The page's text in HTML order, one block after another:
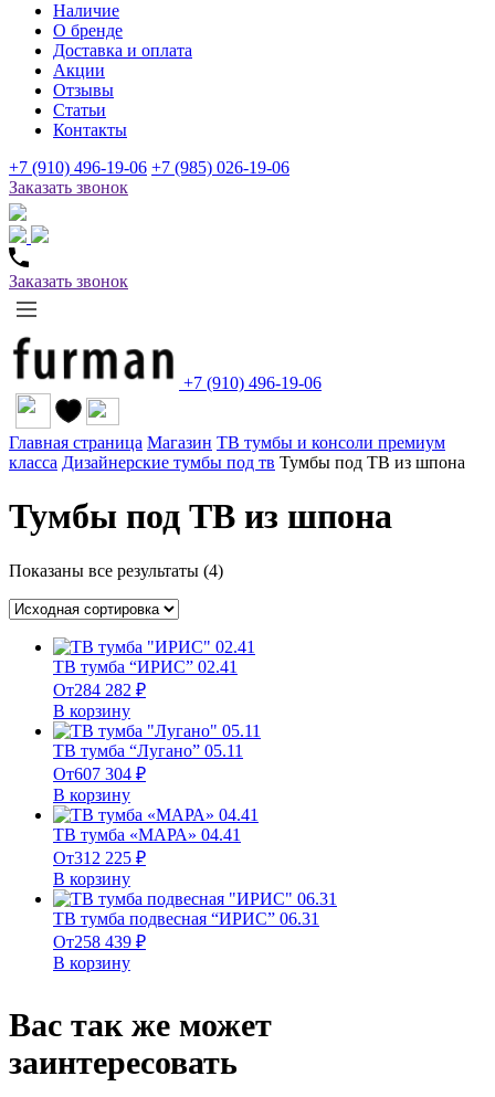
Наличие
О бренде
Доставка и оплата
Акции
Отзывы
Статьи
Контакты
+7 (910) 496-19-06 +7 (985) 026-19-06
Заказать звонок
Заказать звонок
+7 (910) 496-19-06
Главная страница Магазин ТВ тумбы и консоли премиум
класса Дизайнерские тумбы под тв Тумбы под ТВ из шпона
Тумбы под ТВ из шпона
Показаны все результаты (4)
ТВ тумба “ИРИС” 02.41
От284 282 ₽
В корзину
ТВ тумба “Лугано” 05.11
От607 304 ₽
В корзину
ТВ тумба «МАРА» 04.41
От312 225 ₽
В корзину
ТВ тумба подвесная “ИРИС” 06.31
От258 439 ₽
В корзину
Вас так же может
заинтересовать